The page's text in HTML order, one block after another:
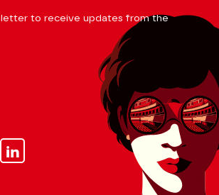
to receive updates from the
Linkedin